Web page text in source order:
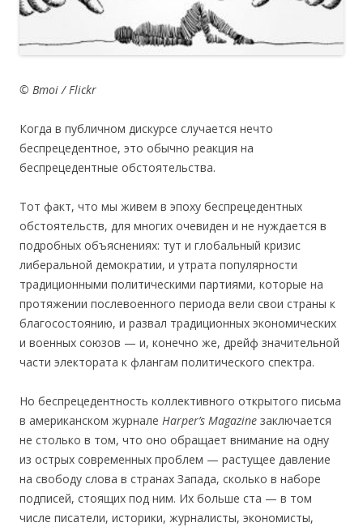
© Bmoi / Flickr
Когда в публичном дискурсе случается нечто
беспрецедентное, это обычно реакция на
беспрецедентные обстоятельства.
Тот факт, что мы живем в эпоху беспрецедентных
обстоятельств, для многих очевиден и не нуждается в
подробных объяснениях: тут и глобальный кризис
либеральной демократии, и утрата популярности
традиционными политическими партиями, которые на
протяжении послевоенного периода вели свои страны к
благосостоянию, и развал традиционных экономических
и военных союзов — и, конечно же, дрейф значительной
части электората к флангам политического спектра.
Но беспрецедентность коллективного открытого письма
в американском журнале Harper’s Magazine заключается
не столько в том, что оно обращает внимание на одну
из острых современных проблем — растущее давление
на свободу слова в странах Запада, сколько в наборе
подписей, стоящих под ним. Их больше ста — в том
числе писатели, историки, журналисты, экономисты,